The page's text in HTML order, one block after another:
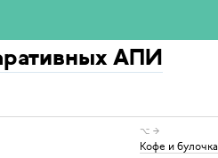
АПИ
⌥ →
Кофе и булочка